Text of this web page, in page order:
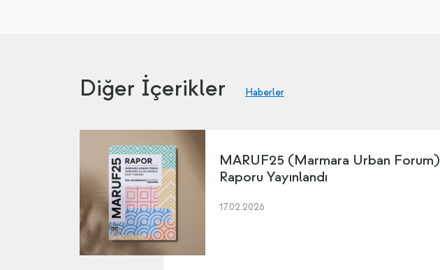
Diğer İçerikler Haberler
MARUF25 (Marmara Urban Forum)
Raporu Yayınlandı
17.02.2026